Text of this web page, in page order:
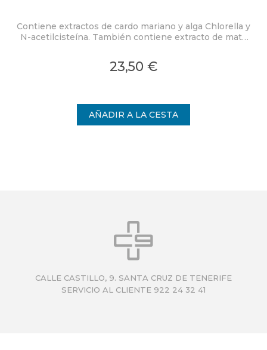
Contiene extractos de cardo mariano y alga Chlorella y
N-acetilcisteína. También contiene extracto de mate
23,50 €
CALLE CASTILLO, 9. SANTA CRUZ DE TENERIFE
SERVICIO AL CLIENTE 922 24 32 41